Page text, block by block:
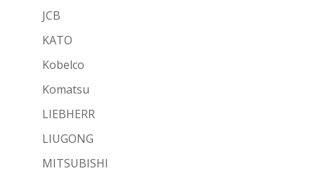
JCB
KATO
Kobelco
Komatsu
LIEBHERR
LIUGONG
MITSUBISHI